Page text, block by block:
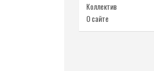
Коллектив
О сайте